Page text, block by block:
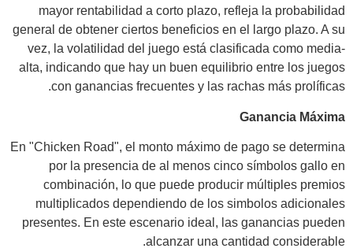
mayor rentabilidad a corto plazo, refleja la probabilidad
general de obtener ciertos beneficios en el largo plazo. A su
vez, la volatilidad del juego está clasificada como media-
alta, indicando que hay un buen equilibrio entre los juegos
con ganancias frecuentes y las rachas más prolíficas.
Ganancia Máxima
En "Chicken Road", el monto máximo de pago se determina
por la presencia de al menos cinco símbolos gallo en
combinación, lo que puede producir múltiples premios
multiplicados dependiendo de los simbolos adicionales
presentes. En este escenario ideal, las ganancias pueden
alcanzar una cantidad considerable.